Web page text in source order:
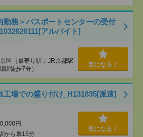
勤務＞パスポートセンターの受付
アルバイト]
区（最寄り駅：JR京都駅
徒歩7分）
気になる！
工場での盛り付け_H131835[派遣]
円
から車15分
気になる！